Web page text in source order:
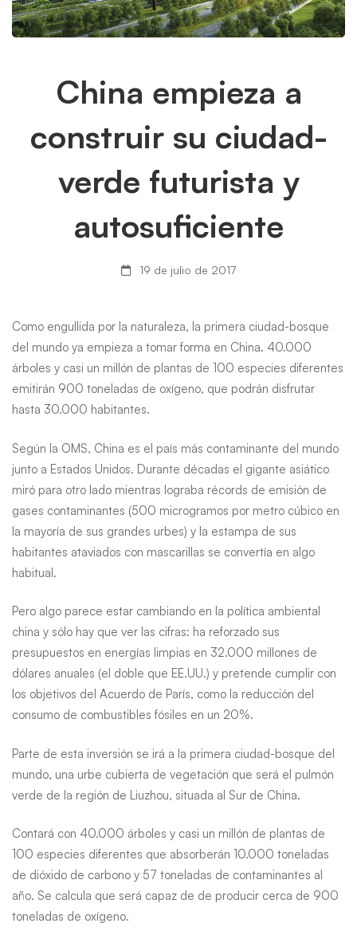
China
empieza
construir
futurista
y
autosuficiente
China empieza a
construir su ciudad-
verde futurista y
autosuficiente
19 de julio de 2017
Como engullida por la naturaleza, la primera ciudad-bosque
del mundo ya empieza a tomar forma en China. 40.000
árboles y casi un millón de plantas de 100 especies diferentes
emitirán 900 toneladas de oxígeno, que podrán disfrutar
hasta 30.000 habitantes.
Según la OMS, China es el país más contaminante del mundo
junto a Estados Unidos. Durante décadas el gigante asiático
miró para otro lado mientras lograba récords de emisión de
gases contaminantes (500 microgramos por metro cúbico en
la mayoría de sus grandes urbes) y la estampa de sus
habitantes ataviados con mascarillas se convertía en algo
habitual.
Pero algo parece estar cambiando en la política ambiental
china y sólo hay que ver las cifras: ha reforzado sus
presupuestos en energías limpias en 32.000 millones de
dólares anuales (el doble que EE.UU.) y pretende cumplir con
los objetivos del Acuerdo de París, como la reducción del
consumo de combustibles fósiles en un 20%.
Parte de esta inversión se irá a la primera ciudad-bosque del
mundo, una urbe cubierta de vegetación que será el pulmón
verde de la región de Liuzhou, situada al Sur de China.
Contará con 40.000 árboles y casi un millón de plantas de
100 especies diferentes que absorberán 10.000 toneladas
de dióxido de carbono y 57 toneladas de contaminantes al
año. Se calcula que será capaz de de producir cerca de 900
toneladas de oxígeno.